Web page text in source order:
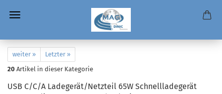
weiter »
Letzter »
20 Artikel in dieser Kategorie
USB C/C/A Ladegerät/Netzteil 65W Schnellladegerät